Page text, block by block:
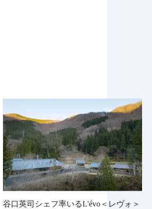
谷口英司シェフ率いるL'évo＜レヴォ＞